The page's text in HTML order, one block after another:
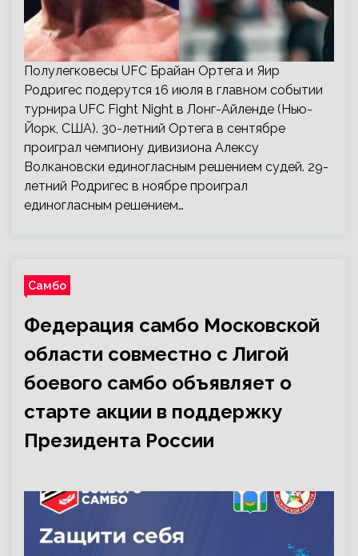
Полулегковесы UFC Брайан Ортега и Яир
Родригес подерутся 16 июля в главном событии
турнира UFC Fight Night в Лонг-Айленде (Нью-
Йорк, США). 30-летний Ортега в сентябре
проиграл чемпиону дивизиона Алексу
Волкановски единогласным решением судей. 29-
летний Родригес в ноябре проиграл
единогласным решением…
Самбо
Федерация самбо Московской
области совместно с Лигой
боевого самбо объявляет о
старте акции в поддержку
Президента России